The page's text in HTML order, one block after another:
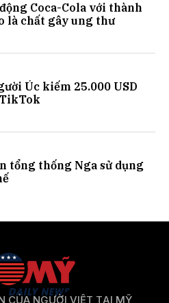
Coca-Cola với thành
là chất gây ung thư
Úc kiếm 25.000 USD
tổng thống Nga sử dụng
CỦA NGƯỜI VIỆT TẠI MỸ